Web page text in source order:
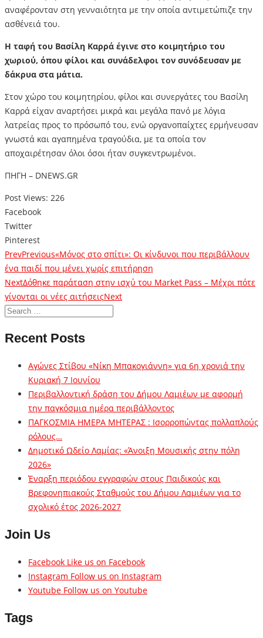
αναφέρονταν στη γενναιότητα με την οποία αντιμετώπιζε την
ασθένειά του.
Η ταφή του Βασίλη Καρρά έγινε στο κοιμητήριο του
χωριού, όπου φίλοι και συνάδελφοι τον συνόδευσαν με
δάκρυα στα μάτια.
Στον χώρο του κοιμητηρίου, φίλοι και συνεργάτες του Βασίλη
Καρρά είχαν αναρτήσει μικρά και μεγάλα πανό με λόγια
λατρείας προς το πρόσωπό του, ενώ οργανοπαίχτες ερμήνευσαν
γνωστά και αγαπημένα τραγούδια, με τα οποία τον
αποχαιρέτησαν όλοι όσοι ήταν συγκεντρωμένοι.
ΠΗΓΗ – DNEWS.GR
Post Views: 226
Facebook
Twitter
Pinterest
PrevPrevious«Μόνος στο σπίτι»: Οι κίνδυνοι που περιβάλλουν
ένα παιδί που μένει χωρίς επιτήρηση
NextΔόθηκε παράταση στην ισχύ του Market Pass – Μέχρι πότε
γίνονται οι νέες αιτήσειςNext
Recent Posts
Αγώνες Στίβου «Νίκη Μπακογιάννη» για 6η χρονιά την
Κυριακή 7 Ιουνίου
Περιβαλλοντική δράση του Δήμου Λαμιέων με αφορμή
την παγκόσμια ημέρα περιβάλλοντος
ΠΑΓΚΟΣΜΙΑ ΗΜΕΡΑ ΜΗΤΕΡΑΣ : Ισορροπώντας πολλαπλούς
ρόλους…
Δημοτικό Ωδείο Λαμίας: «Άνοιξη Μουσικής στην πόλη
2026»
Έναρξη περιόδου εγγραφών στους Παιδικούς και
Βρεφονηπιακούς Σταθμούς του Δήμου Λαμιέων για το
σχολικό έτος 2026-2027
Join Us
Facebook Like us on Facebook
Instagram Follow us on Instagram
Youtube Follow us on Youtube
Tags